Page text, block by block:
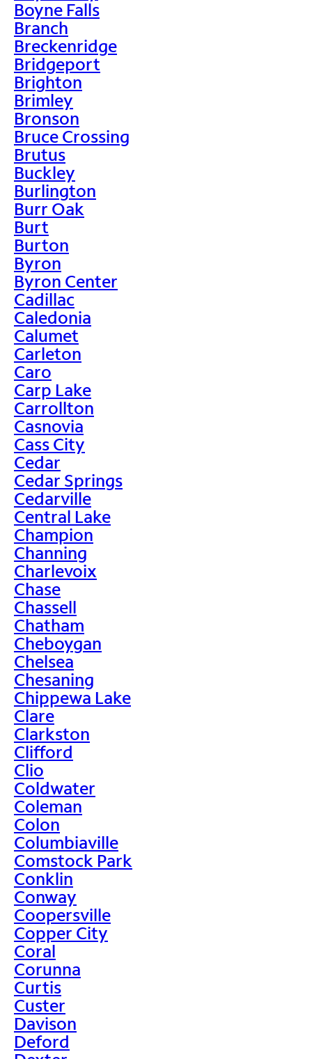
Boyne Falls
Branch
Breckenridge
Bridgeport
Brighton
Brimley
Bronson
Bruce Crossing
Brutus
Buckley
Burlington
Burr Oak
Burt
Burton
Byron
Byron Center
Cadillac
Caledonia
Calumet
Carleton
Caro
Carp Lake
Carrollton
Casnovia
Cass City
Cedar
Cedar Springs
Cedarville
Central Lake
Champion
Channing
Charlevoix
Chase
Chassell
Chatham
Cheboygan
Chelsea
Chesaning
Chippewa Lake
Clare
Clarkston
Clifford
Clio
Coldwater
Coleman
Colon
Columbiaville
Comstock Park
Conklin
Conway
Coopersville
Copper City
Coral
Corunna
Curtis
Custer
Davison
Deford